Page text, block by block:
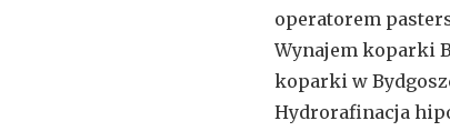
operatorem
Wynajem koparki
koparki w
Hydrorafinacja